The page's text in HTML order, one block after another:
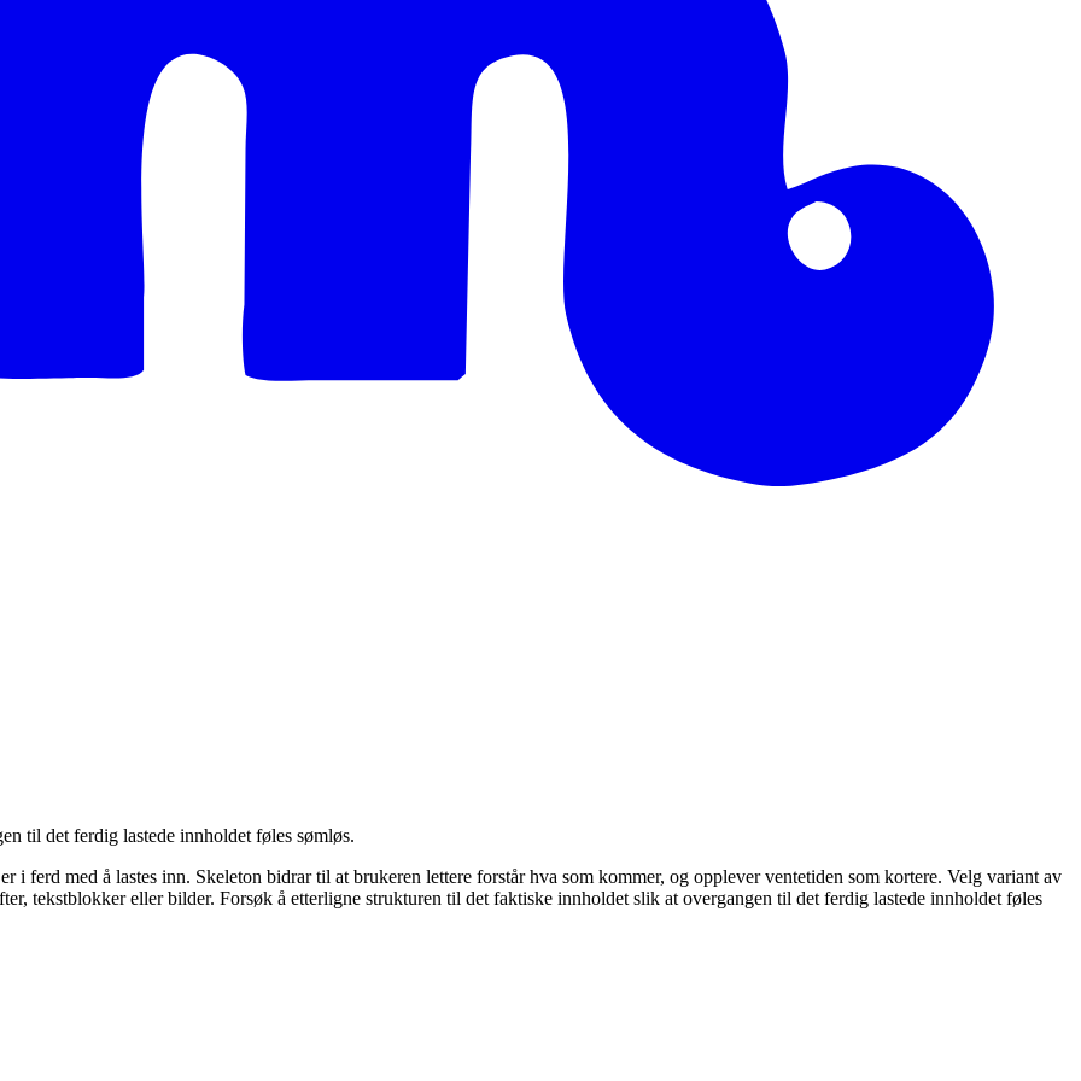
til det ferdig lastede innholdet føles sømløs.
i ferd med å lastes inn. Skeleton bidrar til at brukeren lettere forstår hva som kommer, og opplever ventetiden som kortere. Velg variant av
tekstblokker eller bilder. Forsøk å etterligne strukturen til det faktiske innholdet slik at overgangen til det ferdig lastede innholdet føles